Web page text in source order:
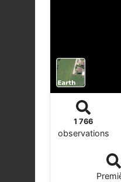
1 766
observations